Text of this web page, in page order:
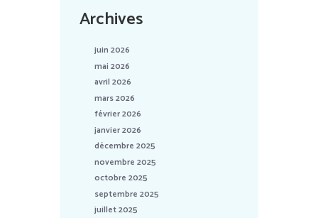
Archives
juin 2026
mai 2026
avril 2026
mars 2026
février 2026
janvier 2026
décembre 2025
novembre 2025
octobre 2025
septembre 2025
juillet 2025